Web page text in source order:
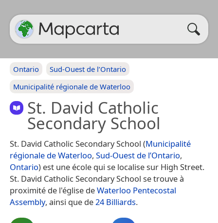
Ontario
Sud-Ouest de l’Ontario
Municipalité régionale de Waterloo
St. David Catholic
Secondary School
St. David Catholic Secondary School (Municipalité
régionale de Waterloo, Sud-Ouest de l’Ontario,
Ontario) est une école qui se localise sur High Street.
St. David Catholic Secondary School se trouve à
proximité de l'église deWaterloo Pentecostal
Assembly, ainsi que de24 Billiards.